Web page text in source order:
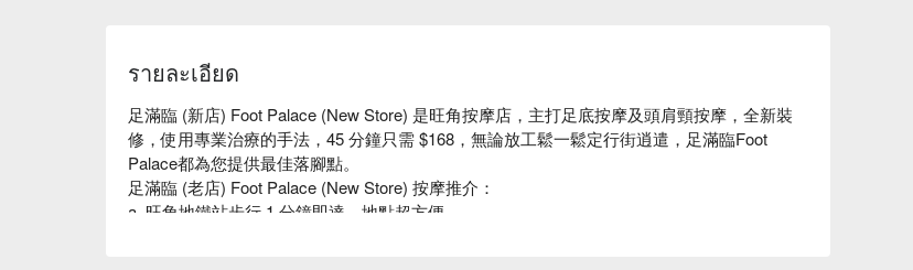
รายละเอียด
足滿臨 (新店) Foot Palace (New Store) 是旺角按摩店，主打足底按摩及頭肩頸按摩，全新裝
修，使用專業治療的手法，45 分鐘只需 $168，無論放工鬆一鬆定行街逍遣，足滿臨Foot
Palace都為您提供最佳落腳點。
足滿臨 (老店) Foot Palace (New Store) 按摩推介：
a. 旺角地鐵站步行 1 分鐘即達，地點超方便